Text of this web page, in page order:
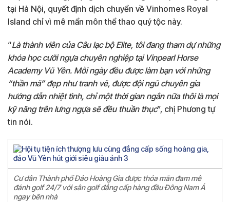
tại Hà Nội, quyết định dịch chuyển về Vinhomes Royal
Island chỉ vì mê mẩn môn thể thao quý tộc này.
“Là thành viên của Câu lạc bộ Elite, tôi đang tham dự những
khóa học cưỡi ngựa chuyên nghiệp tại Vinpearl Horse
Academy Vũ Yên. Mỗi ngày đều được làm bạn với những
“thần mã” đẹp như tranh vẽ, được đội ngũ chuyên gia
hướng dẫn nhiệt tình, chỉ một thời gian ngắn nữa thôi là mọi
kỹ năng trên lưng ngựa sẽ đều thuần thục”, chị Phương tự
tin nói.
Cư dân Thành phố Đảo Hoàng Gia được thỏa mãn đam mê
đánh golf 24/7 với sân golf đẳng cấp hàng đầu Đông Nam Á
ngay bên nhà